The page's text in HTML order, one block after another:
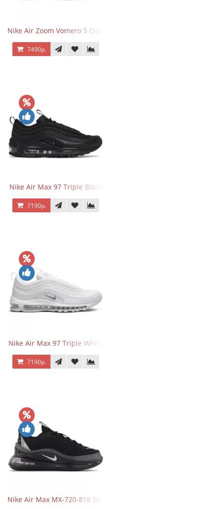
Nike Air Zoom Vomero 5 Oatmeal
7490р.
Nike Air Max 97 Triple Black
7190р.
Nike Air Max 97 Triple White
7190р.
Nike Air Max MX-720-818 Black